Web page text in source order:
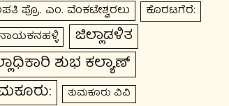
ಪ್ರೊ. ಎಂ. ವೆಂಕಟೇಶ್ವರಲು ಕೊರಟಗೆರೆ:
ಜಿಲ್ಲಾಡಳಿತ
ಶುಭ ಕಲ್ಯಾಣ್
ತುಮಕೂರು ವಿವಿ